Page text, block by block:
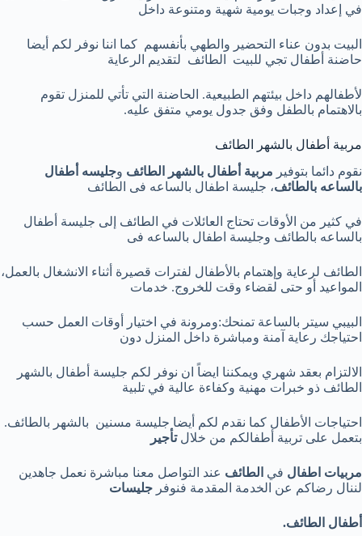
في إعداد وجبات يومية شهية ومتنوعة داخل
البيت بدون عناء التحضير والطهي بأنفسهم كما اننا نوفر لكم أيضا
حاضنة أطفال تجي للبيت الطائف لتقديم الرعاية
لأطفالهم داخل بيئتهم الطبيعية. الحاضنة التي تأتي للمنزل تقوم
بالاهتمام بالطفل وفق جدول يومي متفق عليه.
مربية أطفال بالشهر الطائف
نقوم دائما بتوفير مربية أطفال بالشهر الطائف وجليسه أطفال
بالساعه بالطائف، جليسة اطفال بالساعه فى الطائف
في كثير من الأوقات تحتاج العائلات في الطائف إلى جليسة أطفال
بالساعه بالطائف وجليسة اطفال بالساعه فى
الطائف لرعاية وإهتمام بالأطفال لفترات قصيرة أثناء الانشغال بالعمل،
المواعيد أو حتى لقضاء وقت للخروج. خدمات
البيبي سيتر بالساعة تمنحك:ومرونة في اختيار أوقات العمل حسب
احتياجك رعاية آمنة ومباشرة داخل المنزل دون
الالتزام بعقد شهري ويمكننا ايضاً ان نوفر لكم جليسة أطفال بالشهر
الطائف ذو خبرات مهنية وكفاءة عالية في تلبية
احتياجات الأطفال كما نقدم لكم أيضا جليسة مسنين بالشهر بالطائف.
بتعمل على تربية أطفالكم من خلالتأجير
مربيات اطفال في الطائف عند التواصل معنا مباشرة نعمل جاهدين
لننال رضاكم عن الخدمة المقدمة فنوفر جليسات
أطفال الطائف.